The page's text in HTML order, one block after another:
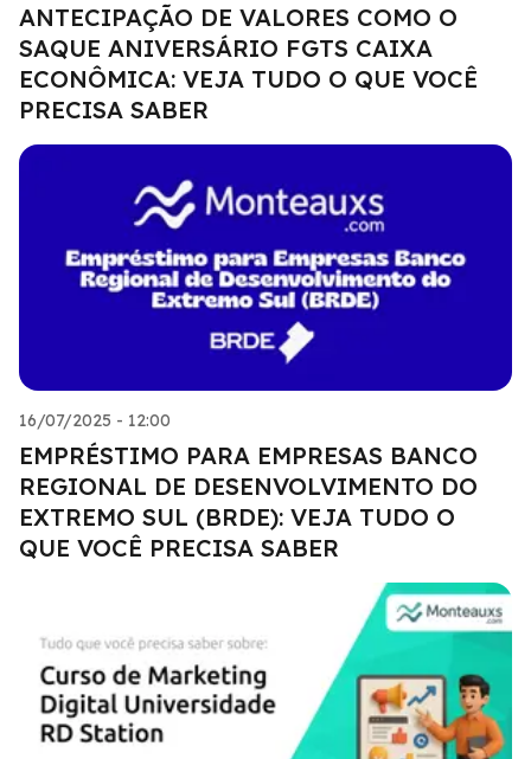
ANTECIPAÇÃO DE VALORES COMO O
SAQUE ANIVERSÁRIO FGTS CAIXA
ECONÔMICA: VEJA TUDO O QUE VOCÊ
PRECISA SABER
16/07/2025 - 12:00
EMPRÉSTIMO PARA EMPRESAS BANCO
REGIONAL DE DESENVOLVIMENTO DO
EXTREMO SUL (BRDE): VEJA TUDO O
QUE VOCÊ PRECISA SABER